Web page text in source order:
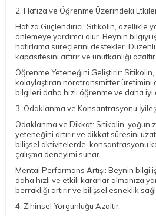
2. Hafıza ve Öğrenme Üzerindeki
Hafıza Güçlendirici: Sitikolin, özellikle
önlemeye yardımcı olur. Beynin bilgiyi
hatırlama süreçlerini destekler. Düzenli
kapasitesini artırır ve unutkanlığı azaltır.
Öğrenme Yeteneğini Geliştirir:
kolaylaştıran nörotransmitter üretimini
bilgileri daha hızlı öğrenme ve daha
3. Odaklanma ve Konsantrasyonu
Odaklanma ve Dikkat: Sitikolin, yoğun
yeteneğini artırır ve dikkat süresini
bilişsel aktivitelerde, konsantrasyonu
çalışma deneyimi sunar.
Mental Performans Artışı: Beynin bilgi
daha hızlı ve etkili kararlar almanıza
berraklığı artırır ve bilişsel esneklik
4. Zihinsel Yorgunluğu Azaltır: